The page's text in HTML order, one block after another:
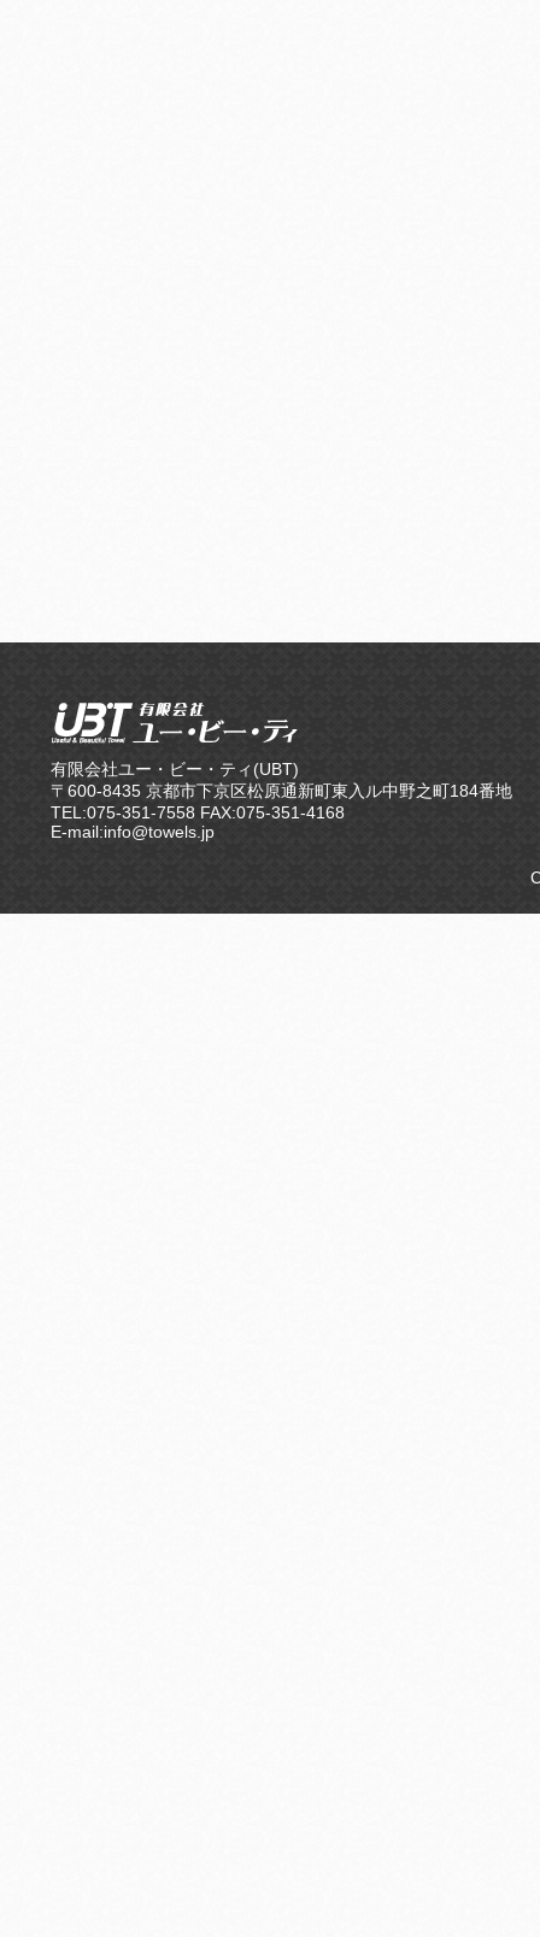
有限会社ユー・ビー・ティ(UBT)
〒600-8435 京都市下京区松原通新町東入ル中野之町184番地
TEL:075-351-7558 FAX:075-351-4168
E-mail:info@towels.jp